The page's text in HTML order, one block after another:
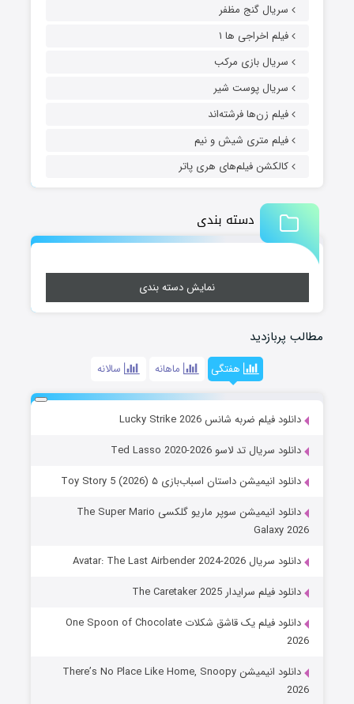
سریال گنج مظفر
فیلم اخراجی ها ۱
سریال بازی مرکب
سریال پوست شیر
فیلم زن‌ها فرشته‌اند
فیلم متری شیش و نیم
کالکشن فیلم‌های هری پاتر
دسته بندی
نمایش دسته بندی
مطالب پربازدید
هفتگی ماهانه سالانه
دانلود فیلم ضربه شانس Lucky Strike 2026
دانلود سریال تد لاسو Ted Lasso 2020-2026
دانلود انیمیشن داستان اسباب‌بازی ۵ Toy Story 5 (2026)
دانلود انیمیشن سوپر ماریو گلکسی The Super Mario
Galaxy 2026
دانلود سریال Avatar: The Last Airbender 2024-2026
دانلود فیلم سرایدار The Caretaker 2025
دانلود فیلم یک قاشق شکلات One Spoon of Chocolate
2026
دانلود انیمیشن There’s No Place Like Home, Snoopy
2026